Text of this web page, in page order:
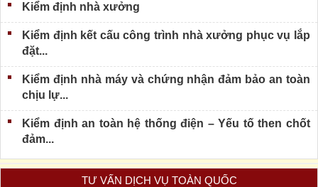
Kiểm định nhà xưởng
Kiểm định kết cấu công trình nhà xưởng phục vụ lắp
đặt...
Kiểm định nhà máy và chứng nhận đảm bảo an toàn
chịu lự...
Kiểm định an toàn hệ thống điện – Yếu tố then chốt
đảm...
TƯ VẤN DỊCH VỤ TOÀN QUỐC